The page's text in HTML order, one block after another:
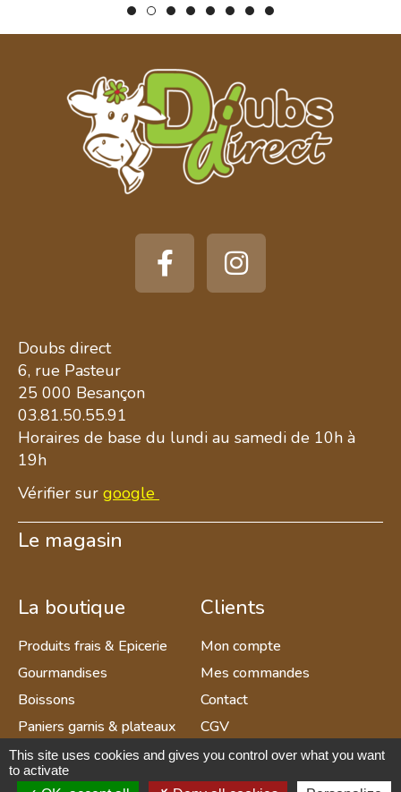
Doubs direct
6, rue Pasteur
25 000 Besançon
03.81.50.55.91
Horaires de base du lundi au samedi de 10h à
19h
Vérifier sur google
Le magasin
La boutique
Produits frais & Epicerie
Gourmandises
Boissons
Paniers garnis & plateaux
apéritif
Déco & Souvenirs
Clients
Mon compte
Mes commandes
Contact
CGV
Mentions légales et RGPD
Gestion des cookies
This site uses cookies and gives you control over what you want
to activate